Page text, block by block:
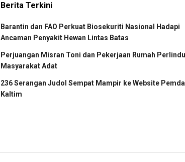
Berita Terkini
Barantin dan FAO Perkuat Biosekuriti Nasional Hadapi
Ancaman Penyakit Hewan Lintas Batas
Perjuangan Misran Toni dan Pekerjaan Rumah
Masyarakat Adat
236 Serangan Judol Sempat Mampir ke Website
Kaltim